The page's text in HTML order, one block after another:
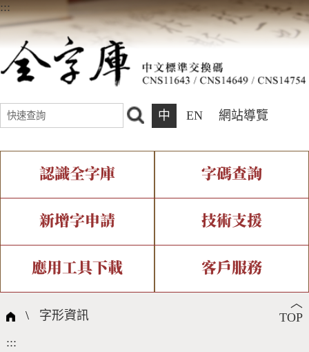
:::
中 EN 網站導覽
認識全字庫
全字庫介紹 全字庫現況
中文碼介紹 專有名詞介紹
國際字碼相關組織
字碼查詢
IDS查詢 部件查詢
複合查詢 注音查詢
筆畫查詢
新增字申請
新字申請處理流程
技術支援
字形即時顯示 造字解決方案
全字庫授權 轉碼Web Service
應用工具下載
個人電腦造字處理工具
客戶服務
問題集
︿
TOP
\ 字形資訊
:::